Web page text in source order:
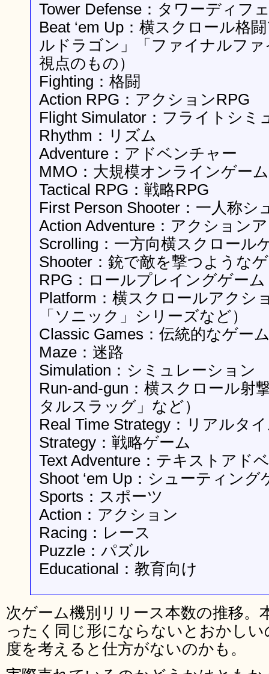
Tower Defense：タワーディフ
Beat ‘em Up：横スクロール格
ルドラゴン」「ファイナルフ
視点のもの）
Fighting：格闘
Action RPG：アクションRPG
Flight Simulator：フライトシミ
Rhythm：リズム
Adventure：アドベンチャー
MMO：大規模オンラインゲーム
Tactical RPG：戦略RPG
First Person Shooter：一人称シ
Action Adventure：アクション
Scrolling：一方向横スクロール
Shooter：銃で敵を撃つような
RPG：ロールプレイングゲーム
Platform：横スクロールアクシ
「ソニック」シリーズなど）
Classic Games：伝統的なゲー
Maze：迷路
Simulation：シミュレーション
Run-and-gun：横スクロール射
タルスラッグ」など）
Real Time Strategy：リアルタ
Strategy：戦略ゲーム
Text Adventure：テキストアド
Shoot ‘em Up：シューティング
Sports：スポーツ
Action：アクション
Racing：レース
Puzzle：パズル
Educational：教育向け
次ゲーム機別リリース本数の推移。
ったく同じ形にならないとおかし
度を考えると仕方がないのかも。